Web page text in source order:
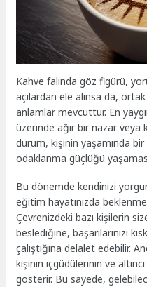
Kahve falında göz figürü,
açılardan ele alınsa da,
anlamlar mevcuttur. En
üzerinde ağır bir nazar
durum, kişinin yaşamında
odaklanma güçlüğü
Bu dönemde kendinizi
eğitim hayatınızda
Çevrenizdeki bazı kişilerin
beslediğine, başarılarınızı
çalıştığına delalet edebilir.
kişinin içgüdülerinin ve
gösterir. Bu sayede,